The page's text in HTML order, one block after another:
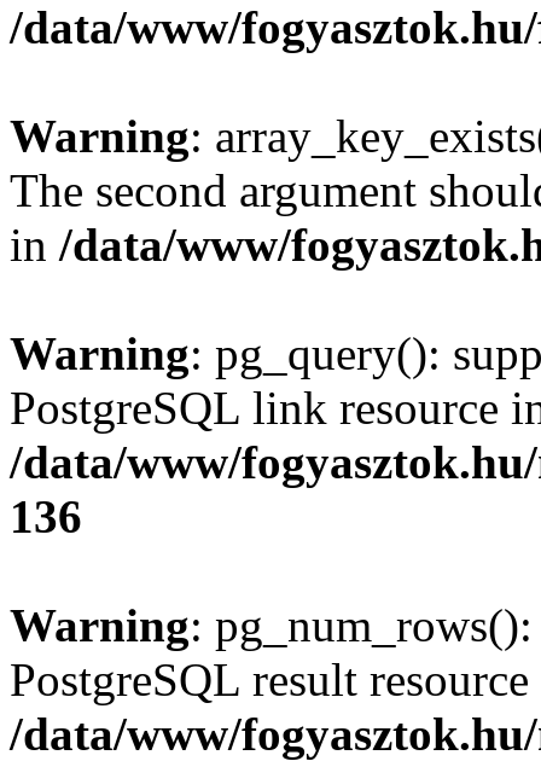
/data/www/
Warning:
The second argument
in /data/www/
Warning: pg_query():
PostgreSQL link resource
/data/www/
136
Warning:
PostgreSQL result
/data/www/